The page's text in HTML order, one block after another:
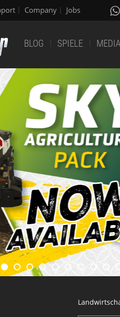
Company Jobs
BLOG SPIELE MEDIA